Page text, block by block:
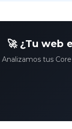
🚀 ¿Tu web
Analizamos tus